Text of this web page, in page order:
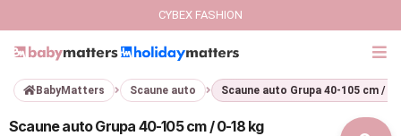
GIFT CARD
CYBEX FASHION
BabyMatters Scaune auto Scaune auto Grupa 40-105 cm / 0-
Scaune auto Grupa 40-105 cm / 0-18 kg